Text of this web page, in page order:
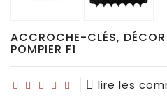
ACCROCHE-CLÉS,
POMPIER F1
lire les